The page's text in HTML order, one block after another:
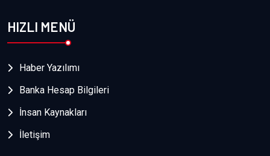
HIZLI MENÜ
Haber Yazılımı
Banka Hesap Bilgileri
İnsan Kaynakları
İletişim